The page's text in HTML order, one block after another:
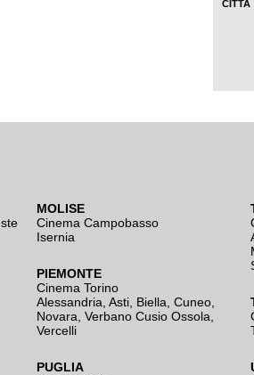
MOLISE
Cinema Campobasso
Isernia
PIEMONTE
Cinema Torino
Alessandria Asti Biella Cuneo
Novara Verbano Cusio Ossola
Vercelli
PUGLIA